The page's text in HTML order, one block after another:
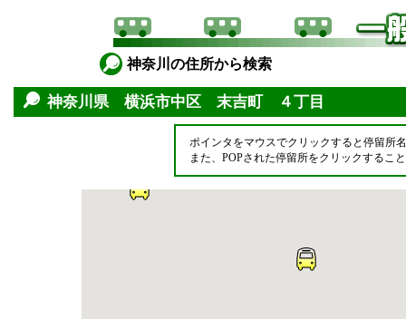
神奈川の住所から検索
神奈川県 横浜市中区 末吉町 ４丁目
ポインタをマウスでクリックすると停留所
また、POPされた停留所をクリックするこ